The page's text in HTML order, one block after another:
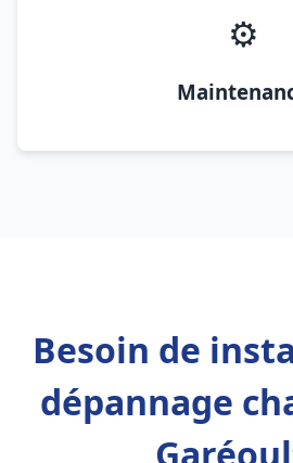
⚙️
Besoin de
dépannage